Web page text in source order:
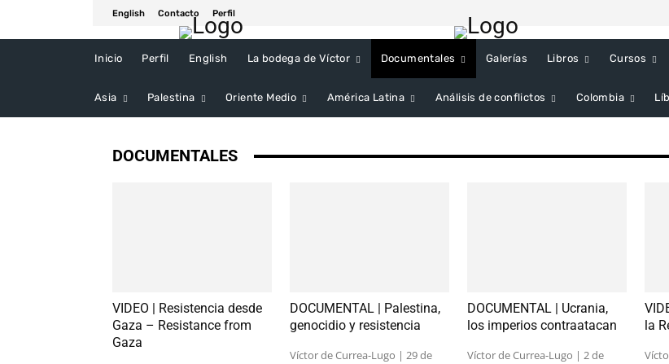
English Contacto Perfil
Inicio Perfil English La bodega de Víctor Documentales Galerías Libros Cursos
Asia Palestina Oriente Medio América Latina Análisis de conflictos Colombia
DOCUMENTALES
VIDEO | Resistencia desde
Gaza – Resistance from
Gaza
DOCUMENTAL | Palestina,
genocidio y resistencia
Víctor de Currea-Lugo | 29 de
DOCUMENTAL | Ucrania,
los imperios contraatacan
Víctor de Currea-Lugo | 2 de
la